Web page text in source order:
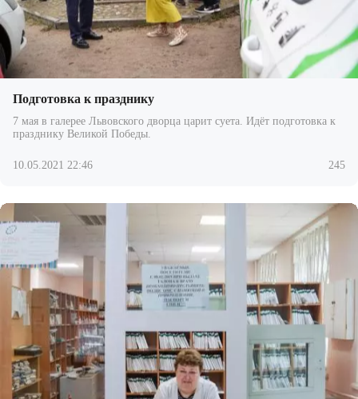
Подготовка к празднику
7 мая в галерее Львовского дворца царит суета. Идёт подготовка к
празднику Великой Победы.
10.05.2021 22:46 245